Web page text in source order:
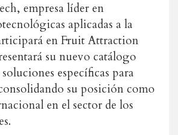
empresa líder en
aplicadas a la
en Fruit Attraction
su nuevo catálogo
específicas para
su posición como
en el sector de los